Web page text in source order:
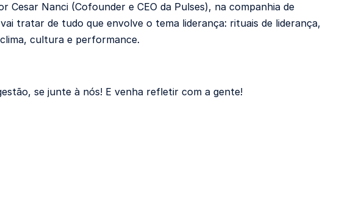
Cesar Nanci (Cofounder e CEO da Pulses), na companhia de
tratar de tudo que envolve o tema liderança: rituais de liderança,
cultura e performance.
se junte à nós! E venha refletir com a gente!